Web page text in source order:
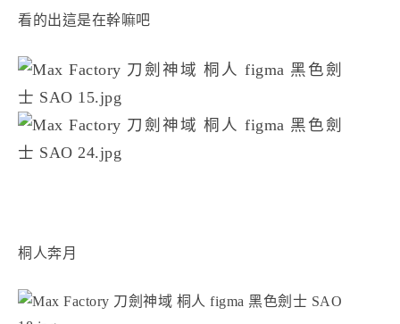
看的出這是在幹嘛吧
桐人奔月